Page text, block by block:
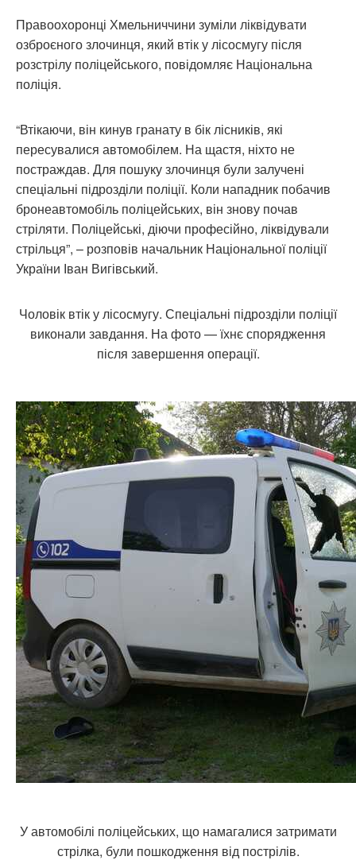
Правоохоронці Хмельниччини зуміли ліквідувати
озброєного злочинця, який втік у лісосмугу після
розстрілу поліцейського, повідомляє Національна
поліція.
“Втікаючи, він кинув гранату в бік лісників, які
пересувалися автомобілем. На щастя, ніхто не
постраждав. Для пошуку злочинця були залучені
спеціальні підрозділи поліції. Коли нападник побачив
бронеавтомобіль поліцейських, він знову почав
стріляти. Поліцейські, діючи професійно, ліквідували
стрільця”, – розповів начальник Національної поліції
України Іван Вигівський.
Чоловік втік у лісосмугу. Спеціальні підрозділи поліції
виконали завдання. На фото — їхнє спорядження
після завершення операції.
У автомобілі поліцейських, що намагалися затримати
стрілка, були пошкодження від пострілів.